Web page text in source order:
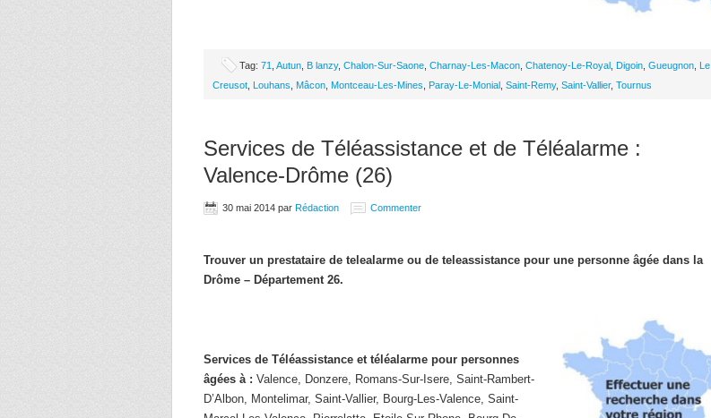
Tag: 71 Autun B lanzy, Chalon-Sur-Saone Charnay-Les-Macon Chatenoy-Le-Royal Digoin Gueugnon Le
Creusot Louhans Mâcon Montceau-Les-Mines Paray-Le-Monial Saint-Remy, Saint-Vallier, Tournus
Services de Téléassistance et de Téléalarme :
Valence-Drôme (26)
30 mai 2014 par Rédaction Commenter
Trouver un prestataire de telealarme ou de teleassistance pour une personne âgée dans la
Drôme – Département 26.
Services de Téléassistance et téléalarme pour personnes
âgées à : Valence, Donzere, Romans-Sur-Isere, Saint-Rambert-
D’Albon, Montelimar, Saint-Vallier, Bourg-Les-Valence, Saint-